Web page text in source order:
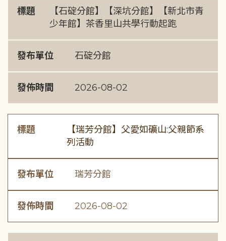
標題
【石碇分館】【深坑分館】【新北市青
少年館】茶香里山共學行動起跑
發布單位 石碇分館
發佈時間 2026-08-02
標題
【瑞芳分館】父愛如礦山:父親節系
列活動
發布單位 瑞芳分館
發佈時間 2026-08-02